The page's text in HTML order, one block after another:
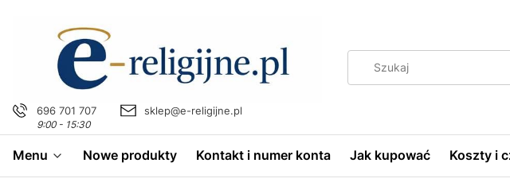
696 701 707
9:00 - 15:30
sklep@e-religijne.pl
Menu Nowe produkty Kontakt i numer konta Jak kupować Koszty i